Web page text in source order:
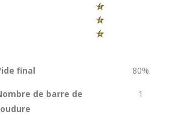
final 80%
de barre de
1